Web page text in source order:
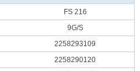
FS 216
9G/S
2258293109
2258290120